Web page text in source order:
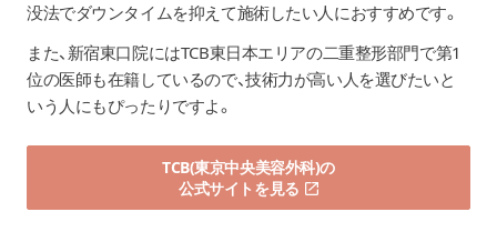
没法でダウンタイムを抑えて施術したい人におすすめです。
また、新宿東口院にはTCB東日本エリアの二重整形部門で第1
位の医師も在籍しているので、技術力が高い人を選びたいと
いう人にもぴったりですよ。
TCB(東京中央美容外科)の
公式サイトを見る